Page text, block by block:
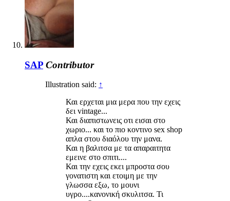
SAP Contributor
Illustration said: ↑
Και ερχεται μια μερα που την εχεις
δει vintage...
Και διαπιστωνεις οτι εισαι στο
χωριο... και το πιο κοντινο sex shop
απλα στου διαόλου την μανα.
Και η βαλιτσα με τα απαραιτητα
εμεινε στο σπιτι....
Και την εχεις εκει μπροστα σου
γονατιστη και ετοιμη με την
γλωσσα εξω, το μουνι
υγρο....κανονική σκυλιτσα. Τι